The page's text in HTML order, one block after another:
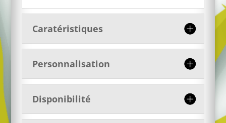
Caratéristiques
Personnalisation
Disponibilité